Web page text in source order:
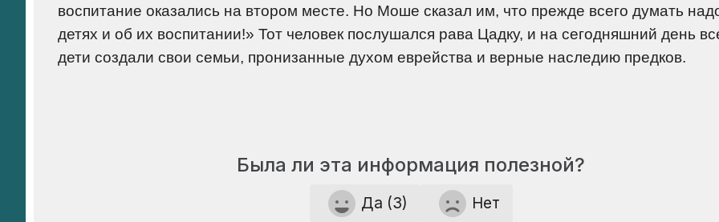
воспитание оказались на втором месте. Но Моше сказал им, что прежде всего думать
детях и об их воспитании!» Тот человек послушался рава Цадку, и на сегодняшний день
дети создали свои семьи, пронизанные духом еврейства и верные наследию предков.
Была ли эта информация полезной?
Да (3) Нет